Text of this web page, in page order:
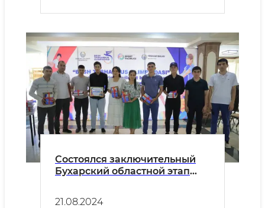
Состоялся заключительный
Бухарский областной этап
21.08.2024